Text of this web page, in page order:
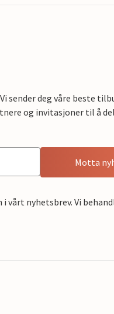
sender deg våre beste
og invitasjoner til å
Motta
vårt nyhetsbrev. Vi